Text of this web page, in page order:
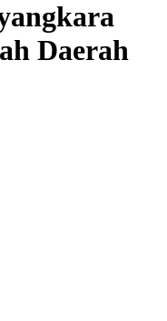
Daerah